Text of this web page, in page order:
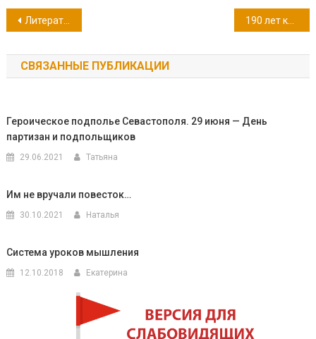
Навигация
по
записям
Литературная викторина «Русская сказка в стихах «Конёк-Горбунок» 190 лет комедии А.С. Грибоедова «Горе от ума»
СВЯЗАННЫЕ ПУБЛИКАЦИИ
Героическое подполье Севастополя. 29 июня — День
партизан и подпольщиков
29.06.2021 Татьяна
Им не вручали повесток…
30.10.2021 Наталья
Система уроков мышления
12.10.2018 Екатерина